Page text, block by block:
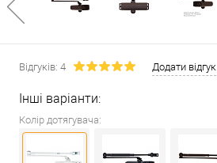
Відгуків: 4 Додати відгук
Інші варіанти:
Колір дотягувача: